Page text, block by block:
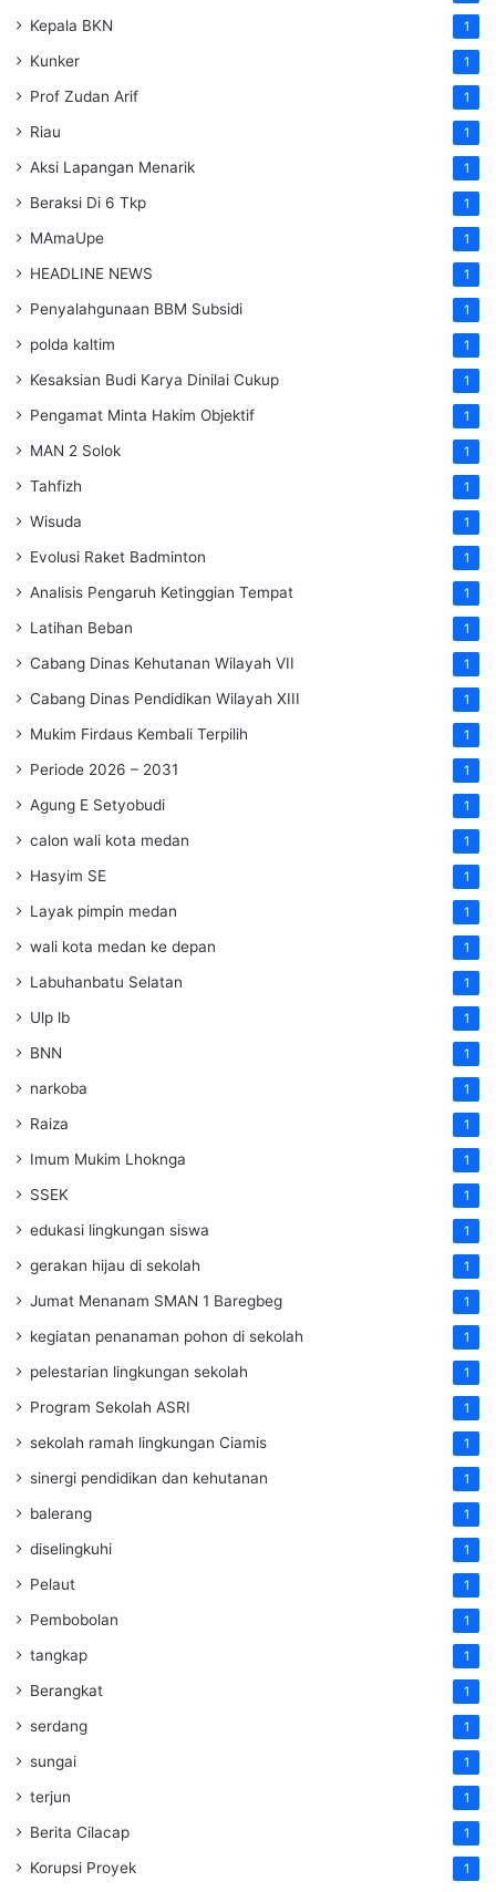
Kepala BKN 1
Kunker 1
Prof Zudan Arif 1
Riau 1
Aksi Lapangan Menarik 1
Beraksi Di 6 Tkp 1
MAmaUpe 1
HEADLINE NEWS 1
Penyalahgunaan BBM Subsidi 1
polda kaltim 1
Kesaksian Budi Karya Dinilai Cukup 1
Pengamat Minta Hakim Objektif 1
MAN 2 Solok 1
Tahfizh 1
Wisuda 1
Evolusi Raket Badminton 1
Analisis Pengaruh Ketinggian Tempat 1
Latihan Beban 1
Cabang Dinas Kehutanan Wilayah VII 1
Cabang Dinas Pendidikan Wilayah XIII 1
Mukim Firdaus Kembali Terpilih 1
Periode 2026 – 2031 1
Agung E Setyobudi 1
calon wali kota medan 1
Hasyim SE 1
Layak pimpin medan 1
wali kota medan ke depan 1
Labuhanbatu Selatan 1
Ulp lb 1
BNN 1
narkoba 1
Raiza 1
Imum Mukim Lhoknga 1
SSEK 1
edukasi lingkungan siswa 1
gerakan hijau di sekolah 1
Jumat Menanam SMAN 1 Baregbeg 1
kegiatan penanaman pohon di sekolah 1
pelestarian lingkungan sekolah 1
Program Sekolah ASRI 1
sekolah ramah lingkungan Ciamis 1
sinergi pendidikan dan kehutanan 1
balerang 1
diselingkuhi 1
Pelaut 1
Pembobolan 1
tangkap 1
Berangkat 1
serdang 1
sungai 1
terjun 1
Berita Cilacap 1
Korupsi Proyek 1